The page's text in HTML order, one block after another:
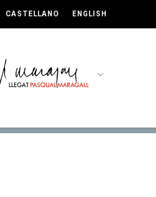
CASTELLANO ENGLISH